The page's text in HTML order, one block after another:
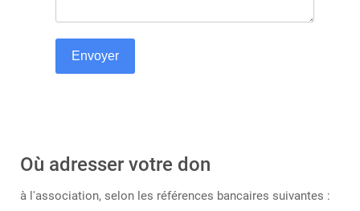
Envoyer
Où adresser votre don
à l'association, selon les références bancaires suivantes :